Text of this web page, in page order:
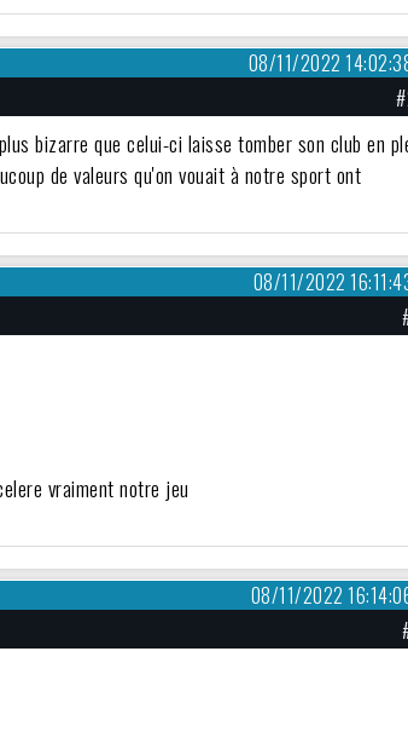
08/11/2022
bizarre que celui-ci laisse tomber son club en
de valeurs qu'on vouait à notre sport ont
08/11/2022
vraiment notre jeu
08/11/2022